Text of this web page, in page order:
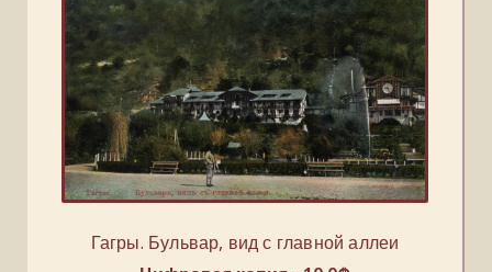
Гагры. Бульвар, вид с главной аллеи